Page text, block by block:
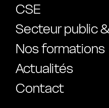
CSE
Secteur public
Nos formations
Actualités
Contact